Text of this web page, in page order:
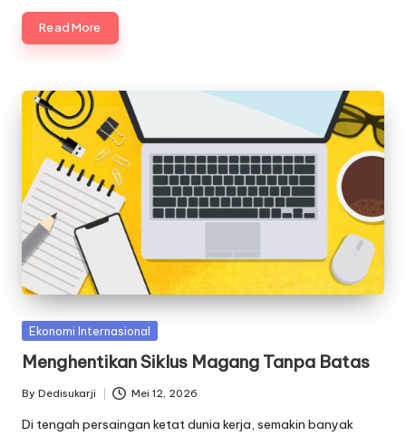
Read More
Posted
Ekonomi Internasional
Menghentikan Siklus Magang Tanpa Batas
Posted
by
By Dedisukarji Mei 12, 2026
Di tengah persaingan ketat dunia kerja, semakin banyak